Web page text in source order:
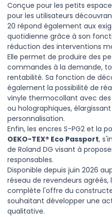
Conçue pour les petits
pour les utilisateurs
20 répond également aux
quotidienne grâce à son
réduction des interventions
Elle permet de produire des
commandes à la demande,
rentabilité. Sa fonction de
également la possibilité de
vinyle thermocollant avec
ou holographiques,
personnalisation.
Enfin, les encres S-PG2 et la
OEKO-TEX® Eco Passport,
de Roland DG visant à
responsables.
Disponible depuis juin 2026
réseau de revendeurs agréés,
complète l'offre du
souhaitant développer une
qualitative.